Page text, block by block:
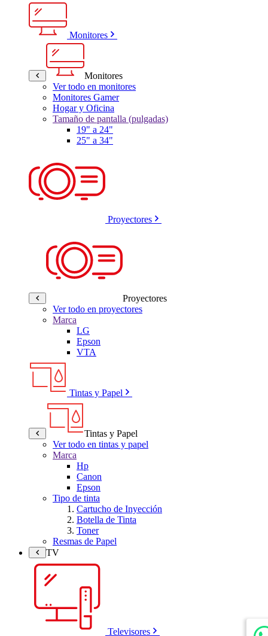
Monitores
Monitores
Ver todo en monitores
Monitores Gamer
Hogar y Oficina
Tamaño de pantalla (pulgadas)
19" a 24"
25" a 34"
Proyectores
Proyectores
Ver todo en proyectores
Marca
LG
Epson
VTA
Tintas y Papel
Tintas y Papel
Ver todo en tintas y papel
Marca
Hp
Canon
Epson
Tipo de tinta
Cartucho de Inyección
Botella de Tinta
Toner
Resmas de Papel
TV
Televisores